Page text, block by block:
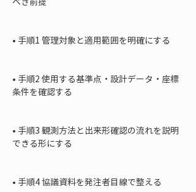
• 手順1 管理対象と適用範囲を明確にする
• 手順2 使用する基準点・設計データ・座標
条件を確認する
• 手順3 観測方法と出来形確認の流れを説明
できる形にする
• 手順4 協議資料を発注者目線で整える